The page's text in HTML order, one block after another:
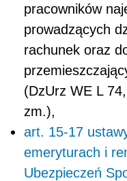
pracowników
prowadzących
rachunek oraz
(DzUrz WE L
zm.),
art. 15-17
emeryturach i
Ubezpieczeń